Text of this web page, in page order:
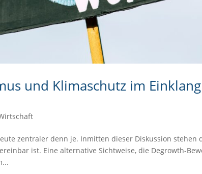
und Klimaschutz im Einklang
zentraler denn je. Inmitten dieser Diskussion stehen
ist. Eine alternative Sichtweise, die Degrowth-